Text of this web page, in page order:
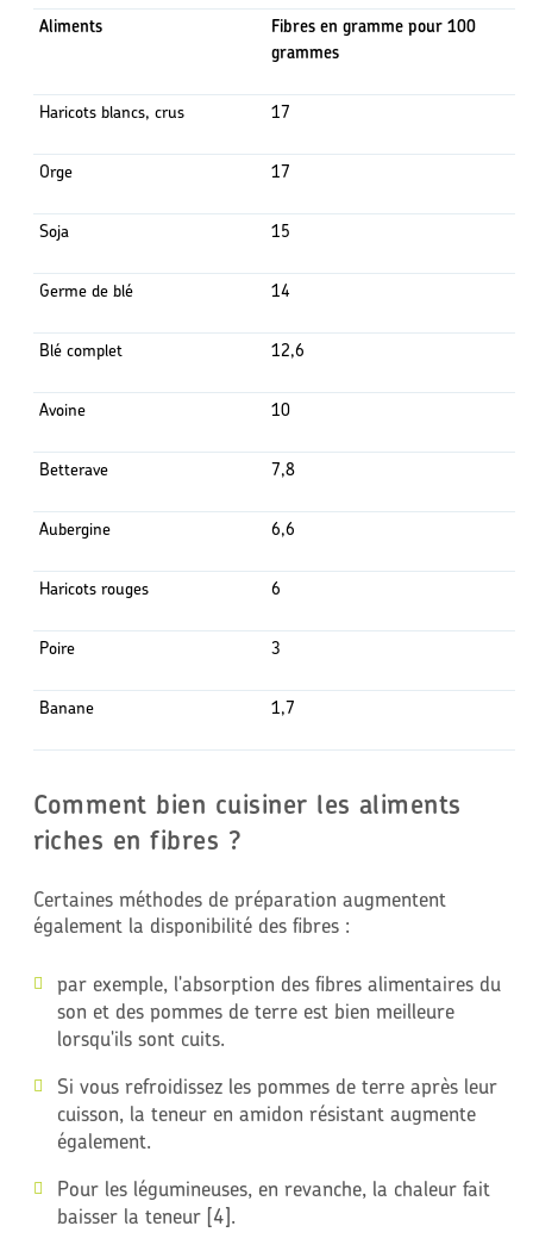
Aliments
Fibres en gramme pour 100
grammes
Haricots blancs, crus 17
Orge 17
Soja 15
Germe de blé 14
Blé complet 12,6
Avoine 10
Betterave 7,8
Aubergine 6,6
Haricots rouges 6
Poire 3
Banane 1,7
Comment bien cuisiner les aliments
riches en fibres ?
Certaines méthodes de préparation augmentent
également la disponibilité des fibres :
par exemple, l'absorption des fibres alimentaires du
son et des pommes de terre est bien meilleure
lorsqu'ils sont cuits.
Si vous refroidissez les pommes de terre après leur
cuisson, la teneur en amidon résistant augmente
également.
Pour les légumineuses, en revanche, la chaleur fait
baisser la teneur [4].